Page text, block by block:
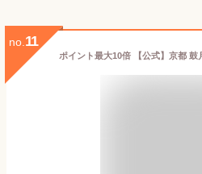
no. 11